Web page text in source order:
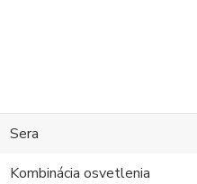
Sera
Kombinácia osvetlenia